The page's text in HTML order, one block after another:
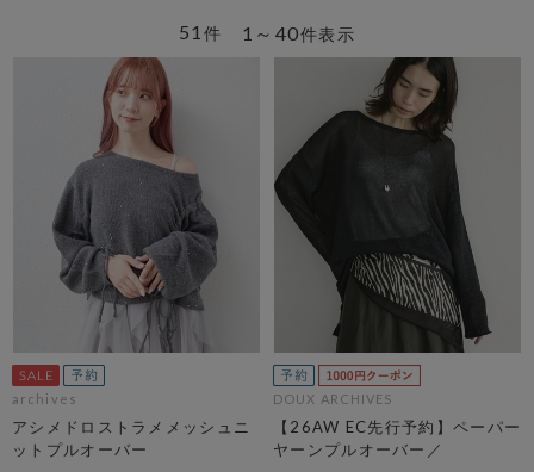
1～40件表示
51件
archives
アシメドロストラメメッシュニ
ットプルオーバー
DOUX ARCHIVES
【26AW EC先行予約】ペーパー
ヤーンプルオーバー／